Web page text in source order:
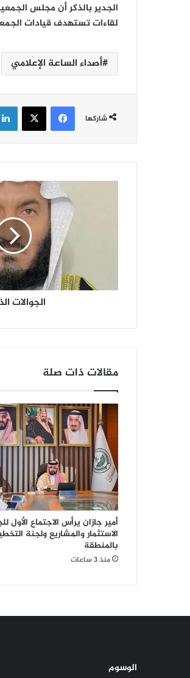
الجدير بالذكر أن مجلس
لقاءات تستهدف قيادات
أصداء الساعة الإعلامي
شاركها
فيسبوك ‫X
ا
ك
الجوالات
مقالات ذات صلة
أمير جازان يرأس الاجتماع الأول
الاستثمار والمشاريع ولجنة
بالمنطقة
منذ 3 ساعات
الوسوم